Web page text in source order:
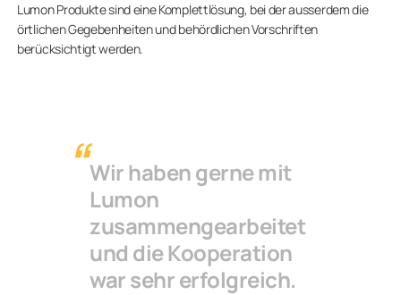
Lumon Produkte sind eine Komplettlösung, bei der ausserdem die
örtlichen Gegebenheiten und behördlichen Vorschriften
berücksichtigt werden.
Wir haben gerne mit
Lumon
zusammengearbeitet
und die Kooperation
war sehr erfolgreich.